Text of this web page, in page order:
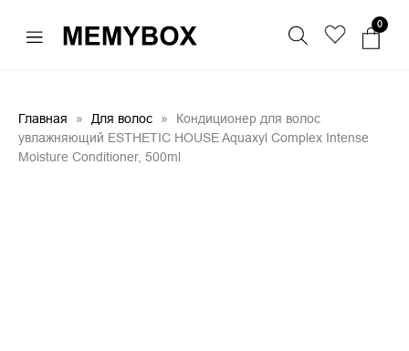
Главная Для волос
Кондиционер для волос
увлажняющий ESTHETIC HOUSE Aquaxyl Complex Intense
Moisture Conditioner, 500ml